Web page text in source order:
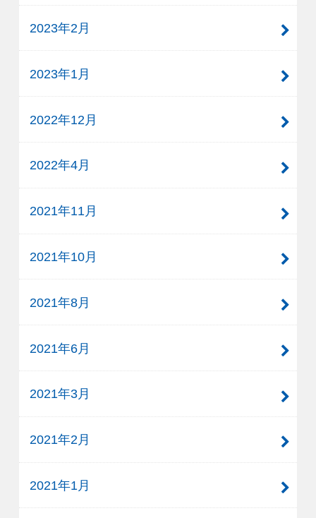
2023年2月
2023年1月
2022年12月
2022年4月
2021年11月
2021年10月
2021年8月
2021年6月
2021年3月
2021年2月
2021年1月